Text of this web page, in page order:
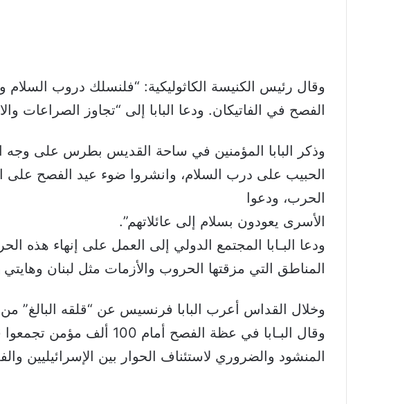
وقال رئيس الكنيسة الكاثوليكية: “فلنسلك دروب السلام
الفصح في الفاتيكان. ودعا البابا إلى “تجاوز الصراعات
وذكر البابا المؤمنين في ساحة القديس بطرس على وجه
الحبيب على درب السلام، وانشروا ضوء عيد الفصح على
الحرب، ودعوا
الأسرى يعودون بسلام إلى عائلاتهم”.
ودعا البـابا المجتمع الدولي إلى العمل على إنهاء هذه
المناطق التي مزقتها الحروب والأزمات مثل لبنان
وخلال القداس أعرب البابا فرنسيس عن “قلقه البالغ”
وقال البـابا في عظة
المنشود والضروري لاستئناف الحوار بين الإسرائيليين